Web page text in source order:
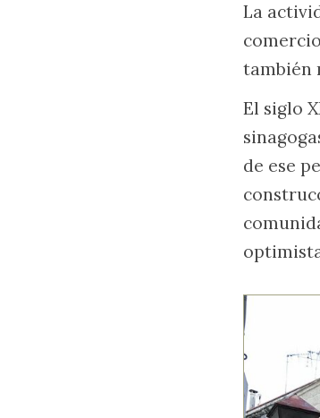
La
también
El siglo
de ese